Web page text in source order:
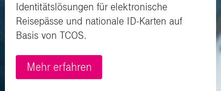
Identitätslösungen für elektronische
Reisepässe und nationale ID-Karten auf
Basis von TCOS.
Mehr erfahren